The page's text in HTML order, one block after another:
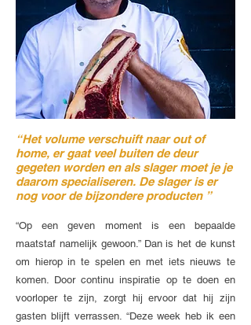
“Het volume verschuift naar out of
home, er gaat veel buiten de deur
gegeten worden en als slager moet je je
daarom specialiseren. De slager is er
nog voor de bijzondere producten ”
“Op een geven moment is een bepaalde
maatstaf namelijk gewoon.” Dan is het de kunst
om hierop in te spelen en met iets nieuws te
komen. Door continu inspiratie op te doen en
voorloper te zijn, zorgt hij ervoor dat hij zijn
gasten blijft verrassen. “Deze week heb ik een